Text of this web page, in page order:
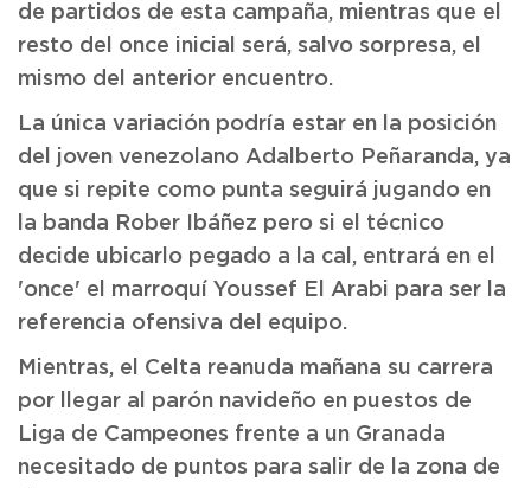
de partidos de esta campaña, mientras que el
resto del once inicial será, salvo sorpresa, el
mismo del anterior encuentro.
La única variación podría estar en la posición
del joven venezolano Adalberto Peñaranda, ya
que si repite como punta seguirá jugando en
la banda Rober Ibáñez pero si el técnico
decide ubicarlo pegado a la cal, entrará en el
'once' el marroquí Youssef El Arabi para ser la
referencia ofensiva del equipo.
Mientras, el Celta reanuda mañana su carrera
por llegar al parón navideño en puestos de
Liga de Campeones frente a un Granada
necesitado de puntos para salir de la zona de